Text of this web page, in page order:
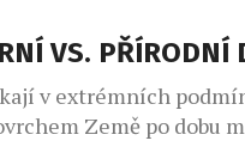
i optické
miliard let pouhých
si tak zákazníci […]
VS. PŘÍRODNÍ
v extrémních
Země po dobu